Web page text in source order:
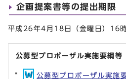
企画提案書等の提出期限
平成26年4月18日（金曜日）16時
公募型プロポーザル実施要綱等
公募型プロポーザル実施